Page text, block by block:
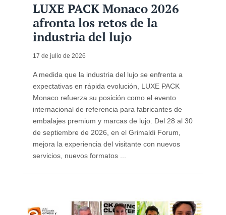
LUXE PACK Monaco 2026
afronta los retos de la
industria del lujo
17 de julio de 2026
A medida que la industria del lujo se enfrenta a
expectativas en rápida evolución, LUXE PACK
Monaco refuerza su posición como el evento
internacional de referencia para fabricantes de
embalajes premium y marcas de lujo. Del 28 al 30
de septiembre de 2026, en el Grimaldi Forum,
mejora la experiencia del visitante con nuevos
servicios, nuevos formatos ...